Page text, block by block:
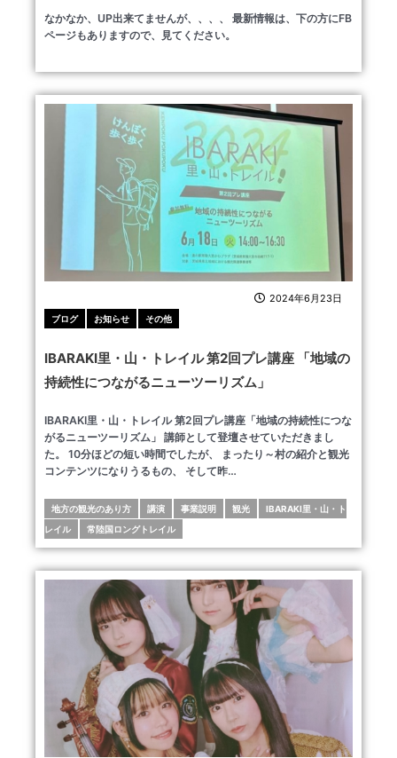
なかなか、UP出来てませんが、、、、 最新情報は、下の方にFB
ページもありますので、見てください。
2024年6月23日
ブログ お知らせ その他
IBARAKI里・山・トレイル 第2回プレ講座 「地域の
持続性につながるニューツーリズム」
IBARAKI里・山・トレイル 第2回プレ講座「地域の持続性につな
がるニューツーリズム」 講師として登壇させていただきまし
た。 10分ほどの短い時間でしたが、 まったり～村の紹介と観光
コンテンツになりうるもの、 そして昨…
地方の観光のあり方 講演 事業説明 観光
IBARAKI里・山・ト
レイル
常陸国ロングトレイル